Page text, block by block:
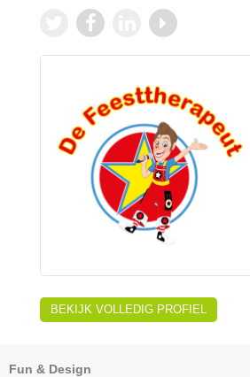
BEKIJK VOLLEDIG PROFIEL
Fun & Design